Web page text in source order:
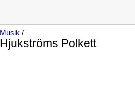
Musik /
Hjukströms Polkett